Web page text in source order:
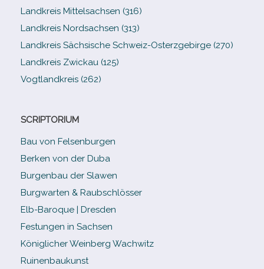
Landkreis Mittelsachsen (316)
Landkreis Nordsachsen (313)
Landkreis Sächsische Schweiz-​Osterzgebirge (270)
Landkreis Zwickau (125)
Vogtlandkreis (262)
SCRIPTORIUM
Bau von Felsenburgen
Berken von der Duba
Burgenbau der Slawen
Burgwarten & Raubschlösser
Elb-​Baroque | Dresden
Festungen in Sachsen
Königlicher Weinberg Wachwitz
Ruinenbaukunst